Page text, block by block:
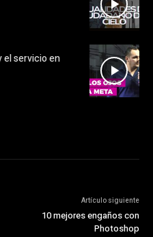
el servicio en
Artículo siguiente
10 mejores engaños con
Photoshop